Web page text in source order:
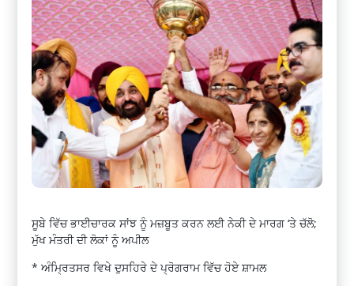
ਸੂਬੇ ਵਿੱਚ ਭਾਈਚਾਰਕ ਸਾਂਝ ਨੂੰ ਮਜ਼ਬੂਤ ​​ਕਰਨ ਲਈ ਨੇਕੀ ਦੇ ਮਾਰਗ ‘ਤੇ ਚੱਲੋ;
ਮੁੱਖ ਮੰਤਰੀ ਦੀ ਲੋਕਾਂ ਨੂੰ ਅਪੀਲ
* ਅੰਮ੍ਰਿਤਸਰ ਵਿਖੇ ਦੁਸਹਿਰੇ ਦੇ ਪ੍ਰੋਗਰਾਮ ਵਿੱਚ ਹੋਏ ਸ਼ਾਮਲ